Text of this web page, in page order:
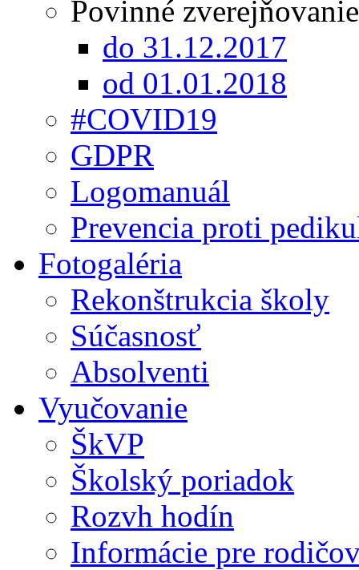
Povinné zverejňovanie
do 31.12.2017
od 01.01.2018
#COVID19
GDPR
Logomanuál
Prevencia proti
Fotogaléria
Rekonštrukcia školy
Súčasnosť
Absolventi
Vyučovanie
ŠkVP
Školský poriadok
Rozvh hodín
Informácie pre